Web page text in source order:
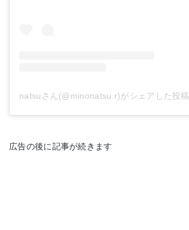
natsuさん(@minonatsu.r)がシェアした投稿
広告の後に記事が続きます